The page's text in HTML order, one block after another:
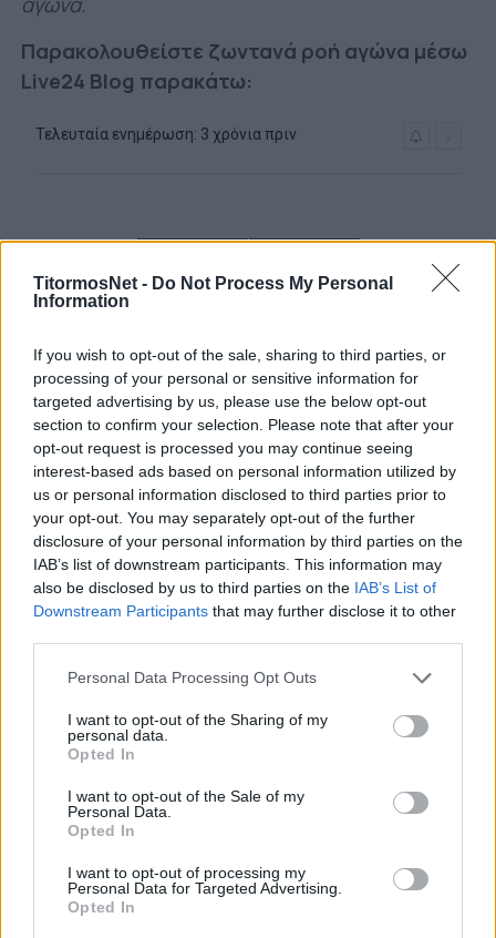
TitormosNet - Do Not Process My Personal
Information
If you wish to opt-out of the sale, sharing to third parties, or
processing of your personal or sensitive information for
targeted advertising by us, please use the below opt-out
section to confirm your selection. Please note that after your
opt-out request is processed you may continue seeing
interest-based ads based on personal information utilized by
us or personal information disclosed to third parties prior to
your opt-out. You may separately opt-out of the further
disclosure of your personal information by third parties on the
IAB’s list of downstream participants. This information may
also be disclosed by us to third parties on the IAB’s List of
Downstream Participants that may further disclose it to other
Personal Data Processing Opt Outs
I want to opt-out of the Sharing of my
personal data.
Opted In
I want to opt-out of the Sale of my
Personal Data.
Opted In
I want to opt-out of processing my
Personal Data for Targeted Advertising.
Opted In
Παρακολουθείστε ζωντανά ροή αγώνα μέσω
Live24 Blog παρακάτω: